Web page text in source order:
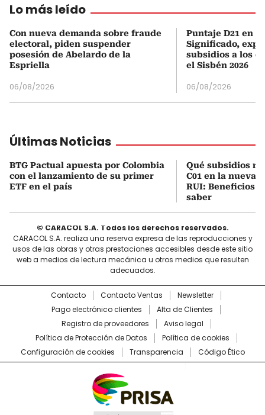
Lo más leído
Con nueva demanda sobre fraude
electoral, piden suspender
posesión de Abelardo de la
Espriella
06/08/2026
Puntaje D21 en
Significado,
subsidios a los
el Sisbén 2026
06/08/2026
Últimas Noticias
BTG Pactual apuesta por Colombia
con el lanzamiento de su primer
ETF en el país
Qué subsidios
C01 en la nueva
RUI: Beneficios
saber
© CARACOL S.A. Todos los derechos reservados.
CARACOL S.A. realiza una reserva expresa de las reproducciones y
usos de las obras y otras prestaciones accesibles desde este sitio
web a medios de lectura mecánica u otros medios que resulten
adecuados.
Contacto Contacto Ventas
Newsletter
Pago electrónico clientes
Alta de Clientes
Registro de proveedores
Aviso legal
Política de Protección de Datos
Política de cookies
Configuración de cookies
Transparencia Código Ético